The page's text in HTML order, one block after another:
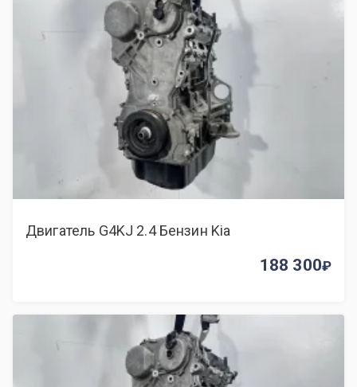
Двигатель G4KJ 2.4 Бензин Kia
188 300